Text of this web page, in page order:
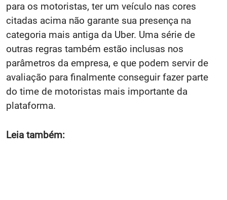
para os motoristas, ter um veículo nas cores
citadas acima não garante sua presença na
categoria mais antiga da Uber. Uma série de
outras regras também estão inclusas nos
parâmetros da empresa, e que podem servir de
avaliação para finalmente conseguir fazer parte
do time de motoristas mais importante da
plataforma.
Leia também: